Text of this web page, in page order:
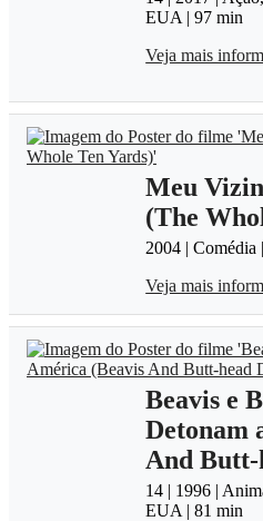
EUA | 97 min
Veja mais
Meu
(The
2004 |
Veja mais
Beavis e
Detonam
And Butt-
14 | 1996 |
EUA | 81 min